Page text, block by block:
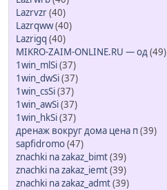
Lazrvzr(40)
Lazrqww(40)
Lazrigq (40)
MIKRO-ZAIM-ONLINE.RU — од(49)
1win_mlSi(37)
1win_dwSi(37)
1win_csSi(37)
1win_awSi(37)
1win_hkSi(37)
дренаж вокруг дома цена п(39)
sapfidromo(47)
znachki na zakaz_bimt(39)
znachki na zakaz_iemt(39)
znachki na zakaz_admt(39)